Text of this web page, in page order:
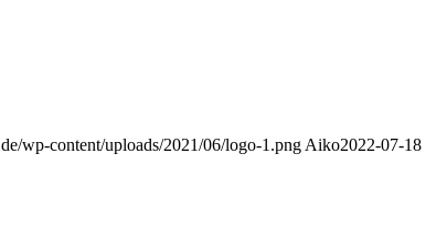
wp-content/uploads/2021/06/logo-1.png Aiko2022-07-18